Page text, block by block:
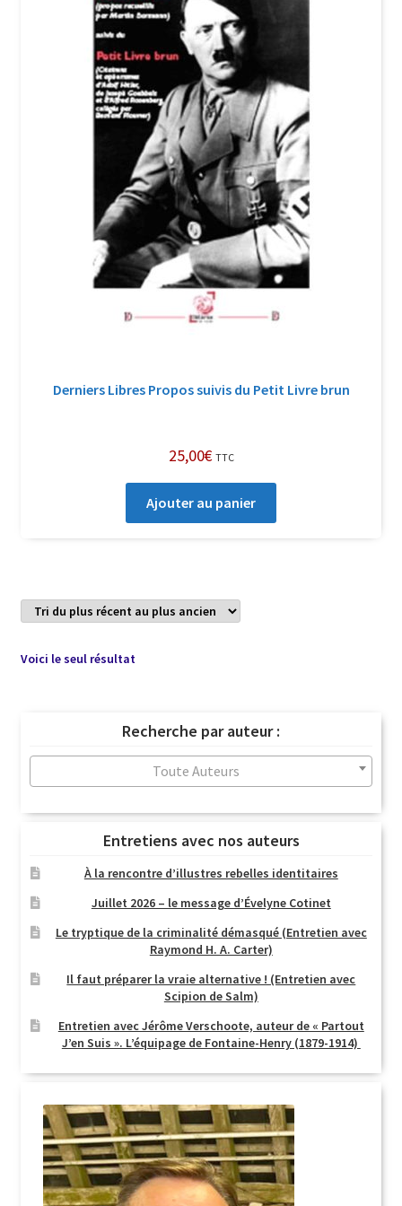
Login Customizer
Newsletter
Nous Contacter
Politique de confidentialité et cookies
Qui sommes-nous ?
Soutien à Philippe Randa
Suivi de la Commande
Derniers Libres Propos suivis du Petit Livre brun
25,00€ TTC
Ajouter au panier
Voici le seul résultat
Recherche par auteur :
Toute Auteurs
Entretiens avec nos auteurs
À la rencontre d’illustres rebelles identitaires
Juillet 2026 – le message d’Évelyne Cotinet
Le tryptique de la criminalité démasqué (Entretien avec
Raymond H. A. Carter)
Il faut préparer la vraie alternative ! (Entretien avec
Scipion de Salm)
Entretien avec Jérôme Verschoote, auteur de « Partout
J’en Suis ». L’équipage de Fontaine-Henry (1879-1914)